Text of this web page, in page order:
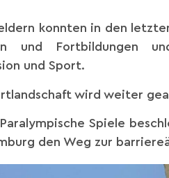
konnten in den
und Fortbildungen
und Sport.
wird weiter
Spiele
den Weg zur